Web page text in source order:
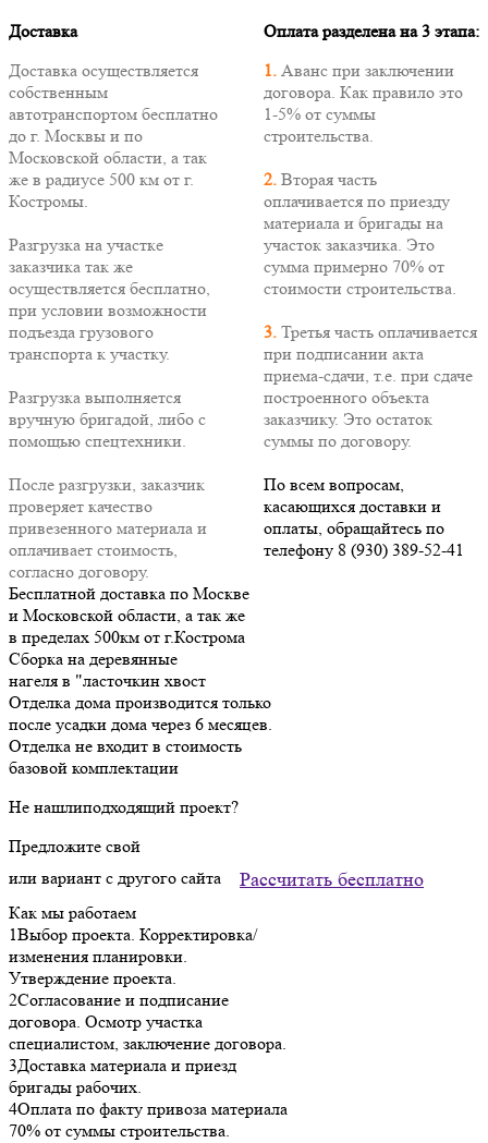
Доставка
Доставка осуществляется
собственным
автотранспортом бесплатно
до г. Москвы и по
Московской области, а так
же в радиусе 500 км от г.
Костромы.
Разгрузка на участке
заказчика так же
осуществляется бесплатно,
при условии возможности
подъезда грузового
транспорта к участку.
Разгрузка выполняется
вручную бригадой, либо с
помощью спецтехники.
После разгрузки, заказчик
проверяет качество
привезенного материала и
оплачивает стоимость,
согласно договору.
Оплата разделена на 3 этапа:
1.Аванс при заключении
договора. Как правило это
1-5% от суммы
строительства.
2.Вторая часть
оплачивается по приезду
материала и бригады на
участок заказчика. Это
сумма примерно 70% от
стоимости строительства.
3.Третья часть оплачивается
при подписании акта
приема-сдачи, т.е. при сдаче
построенного объекта
заказчику. Это остаток
суммы по договору.
По всем вопросам,
касающихся доставки и
оплаты, обращайтесь по
телефону 8 (930) 389-52-41
Бесплатной доставка по Москве
и Московской области, а так же
в пределах 500км от г.Кострома
Сборка на деревянные
нагеля в "ласточкин хвост
Отделка дома производится только
после усадки дома через 6 месяцев.
Отделка не входит в стоимость
базовой комплектации
Не нашлиподходящий проект?
Предложите свой
или вариант с другого сайта
Рассчитать бесплатно
Как мы работаем
1Выбор проекта. Корректировка/
изменения планировки.
Утверждение проекта.
2Согласование и подписание
договора. Осмотр участка
специалистом, заключение договора.
3Доставка материала и приезд
бригады рабочих.
4Оплата по факту привоза материала
70% от суммы строительства.